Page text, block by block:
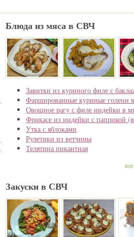
(для микроволновки)
кефире
Блюда из мяса в СВЧ
Завитки из куриного филе с
Фаршированные куриные голени
Овощное рагу с филе индейки в
Фрикасе из индейки с паприкой (в
Утка с яблоками
Рулетики из ветчины
Телятина пикантная
Закуски в СВЧ